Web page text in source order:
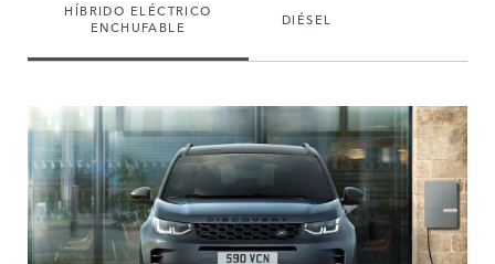
HÍBRIDO ELÉCTRICO
ENCHUFABLE
DIÉSEL